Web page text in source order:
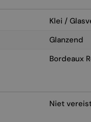
Klei /
Glanzend
Bordeaux
Niet